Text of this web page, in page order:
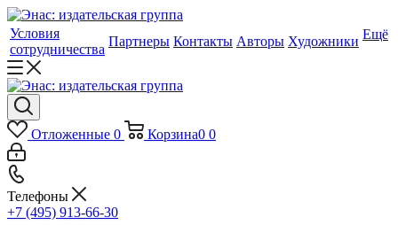
Условия
сотрудничества
Партнеры Контакты Авторы Художники Ещё
Отложенные 0 Корзина0 0
Телефоны
+7 (495) 913-66-30